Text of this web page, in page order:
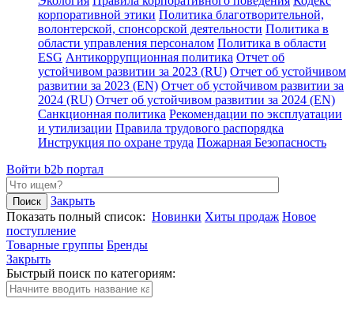
корпоративной этики Политика благотворительной,
волонтерской, спонсорской деятельности Политика в
области управления персоналом Политика в области
ESG Антикоррупционная политика Отчет об
устойчивом развитии за 2023 (RU) Отчет об устойчивом
развитии за 2023 (EN) Отчет об устойчивом развитии за
2024 (RU) Отчет об устойчивом развитии за 2024 (EN)
Санкционная политика Рекомендации по эксплуатации
и утилизации Правила трудового распорядка
Инструкция по охране труда Пожарная Безопасность
Войти b2b портал
Закрыть
Показать полный список: Новинки Хиты продаж Новое
поступление
Товарные группы Бренды
Закрыть
Быстрый поиск по категориям: